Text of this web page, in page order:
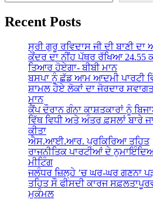
Recent Posts
ਸ੍ਰੀ ਗੁਰੂ ਰਵਿਦਾਸ ਜੀ ਦੀ ਬਾਣੀ ਦਾ
ਕੇਂਦਰ ਦਾ ਨੀਂਹ ਪੱਥਰ ਰੱਖਿਆ 24.55
ਤਿਆਰ ਹੋਏਗਾ- ਬੀਬੀ ਮਾਨ
ਬਸਪਾ ਨੂੰ ਛੱਡ ਆਮ ਆਦਮੀ ਪਾਰਟੀ
ਸ਼ਾਮਲ ਹੋਏ ਲੋਕਾਂ ਦਾ ਜੋਰਦਾਰ
ਮਾਨ
ਕੈਂਪ ਦੌਰਾਨ ਗੰਨਾ ਕਾਸ਼ਤਕਾਰਾਂ ਨੂੰ
ਵਿੱਥ ਵਿਧੀ ਅਤੇ ਅੰਤਰ ਫ਼ਸਲਾਂ ਬਾਰੇ
ਕੀਤਾ
ਐਸ.ਆਈ.ਆਰ. ਪ੍ਰਕਿਰਿਆ ਤਹਿਤ
ਰਾਜਨੀਤਿਕ ਪਾਰਟੀਆਂ ਦੇ
ਮੀਟਿੰਗ
ਜਲੰਧਰ ਜ਼ਿਲ੍ਹੇ ’ਚ ਘਰ-ਘਰ ਗਣਨਾ
ਤਹਿਤ ਸੌ ਫੀਸਦੀ ਕਾਰਜ
ਮੁਕੰਮਲ